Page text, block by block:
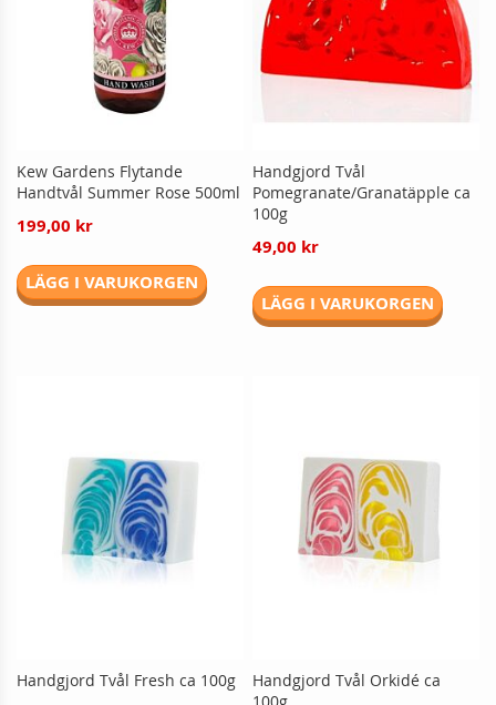
Kew Gardens Flytande
Handtvål Summer Rose 500ml
199,00 kr
LÄGG I VARUKORGEN
Handgjord Tvål
Pomegranate/Granatäpple ca
100g
49,00 kr
LÄGG I VARUKORGEN
Handgjord Tvål Fresh ca 100g
Handgjord Tvål Orkidé ca